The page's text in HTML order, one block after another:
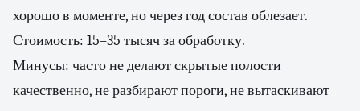
хорошо в моменте, но через год состав облезает.
Стоимость: 15–35 тысяч за обработку.
Минусы: часто не делают скрытые полости
качественно, не разбирают пороги, не вытаскивают